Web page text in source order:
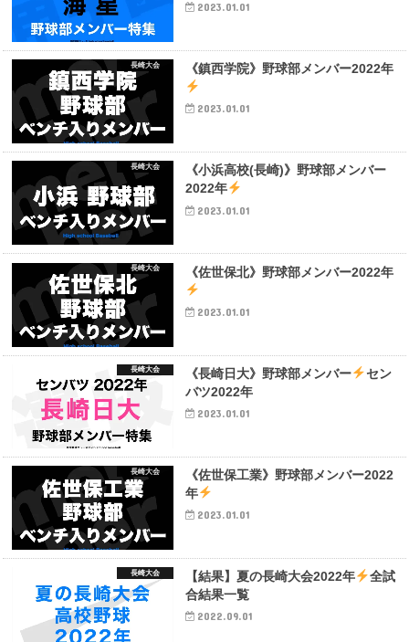
2023.01.01
長崎大会 《鎮西学院》野球部メンバー2022年
2023.01.01
長崎大会
《小浜高校(長崎)》野球部メンバー
2022年
2023.01.01
長崎大会 《佐世保北》野球部メンバー2022年
2023.01.01
長崎大会 《長崎日大》野球部メンバー
セン
バツ2022年
2023.01.01
長崎大会
《佐世保工業》野球部メンバー2022
年
2023.01.01
長崎大会 【結果】夏の長崎大会2022年
全試
合結果一覧
2022.09.01